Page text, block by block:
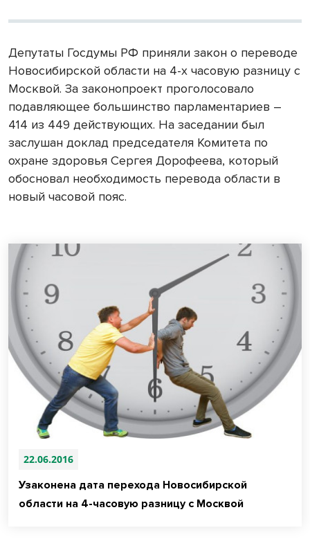
Депутаты Госдумы РФ приняли закон о переводе
Новосибирской области на 4-х часовую разницу с
Москвой. За законопроект проголосовало
подавляющее большинство парламентариев –
414 из 449 действующих. На заседании был
заслушан доклад председателя Комитета по
охране здоровья Сергея Дорофеева, который
обосновал необходимость перевода области в
новый часовой пояс.
22.06.2016
Узаконена дата перехода Новосибирской
области на 4-часовую разницу с Москвой